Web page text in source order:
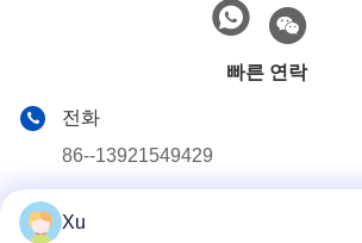
빠른 연락
전화
86--13921549429
Xu